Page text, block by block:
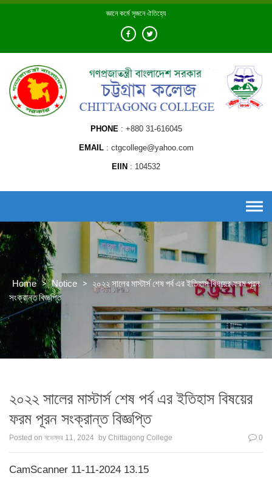
Skip
জ্ঞানে কর্মে সৃজনে ঐতিহ্যে
PHONE +880 31-616045
EMAIL ctgcollege@yahoo.com
EIIN 104532
Home > Notice > ২০২২ সালের মাস্টার্স শেষ পর্ব এর ইতিহাস বিষয়ের ফরম পূরন
সংক্রান্ত বিজ্ঞপ্তি
২০২২ সালের মাস্টার্স শেষ পর্ব এর ইতিহাস বিষয়ের
ফরম পূরন সংক্রান্ত বিজ্ঞপ্তি
Posted on নভেম্বর 11, 2024 by Chittagong College 0
CamScanner 11-11-2024 13.15